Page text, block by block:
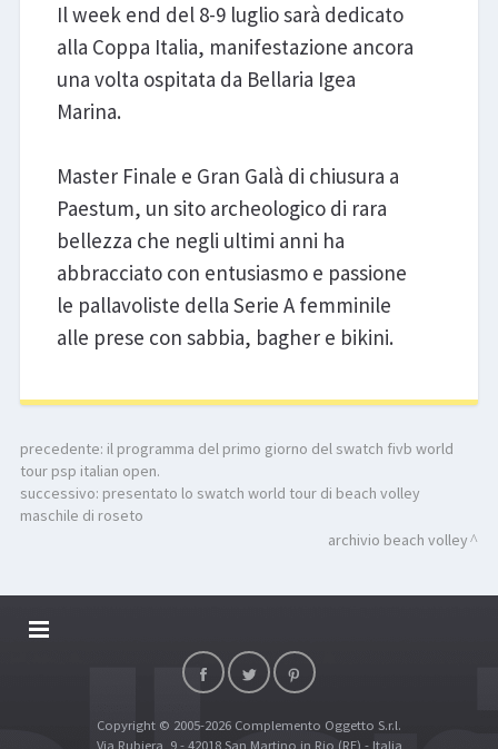
Il week end del 8-9 luglio sarà dedicato
alla Coppa Italia, manifestazione ancora
una volta ospitata da Bellaria Igea
Marina.
Master Finale e Gran Galà di chiusura a
Paestum, un sito archeologico di rara
bellezza che negli ultimi anni ha
abbracciato con entusiasmo e passione
le pallavoliste della Serie A femminile
alle prese con sabbia, bagher e bikini.
precedente: il programma del primo giorno del swatch fivb world
tour psp italian open.
successivo: presentato lo swatch world tour di beach volley
maschile di roseto
archivio beach volley
DALLARIVOLLEY SOSTIENE
TOP RICERCHECopyright © 2005-2026 Complemento Oggetto S.r.l.
Via Rubiera, 9 - 42018 San Martino in Rio (RE) - Italia